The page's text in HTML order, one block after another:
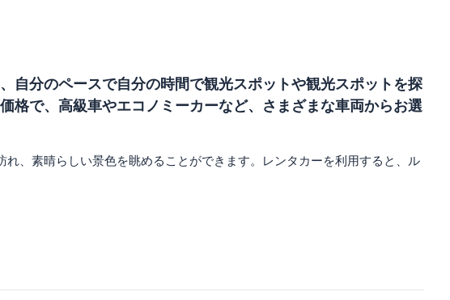
自分のペースで自分の時間で観光スポットや観光スポットを探
格で、高級車やエコノミーカーなど、さまざまな車両からお選
、素晴らしい景色を眺めることができます。レンタカーを利用すると、ル